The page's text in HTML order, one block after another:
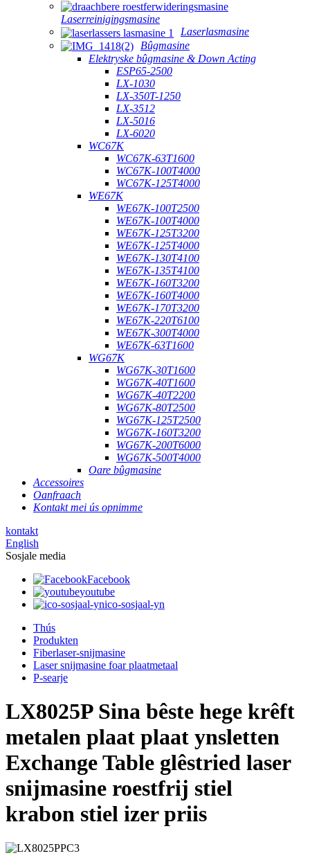
Laserreinigingsmasine
Laserlasmasine
Bûgmasine
Elektryske bûgmasine & Down Acting
ESP65-2500
LX-1030
LX-350T-1250
LX-3512
LX-5016
LX-6020
WC67K
WC67K-63T1600
WC67K-100T4000
WC67K-125T4000
WE67K
WE67K-100T2500
WE67K-100T4000
WE67K-125T3200
WE67K-125T4000
WE67K-130T4100
WE67K-135T4100
WE67K-160T3200
WE67K-160T4000
WE67K-170T3200
WE67K-220T6100
WE67K-300T4000
WE67K-63T1600
WG67K
WG67K-30T1600
WG67K-40T1600
WG67K-40T2200
WG67K-80T2500
WG67K-125T2500
WG67K-160T3200
WG67K-200T6000
WG67K-500T4000
Oare bûgmasine
Accessoires
Oanfraach
Kontakt mei ús opnimme
kontakt
English
Sosjale media
Facebook
youtube
ico-sosjaal-yn
Thús
Produkten
Fiberlaser-snijmasine
Laser snijmasine foar plaatmetaal
P-searje
LX8025P Sina bêste hege krêft
metalen plaat plaat ynsletten
Exchange Table glêstried laser
snijmasine roestfrij stiel
krabon stiel izer priis